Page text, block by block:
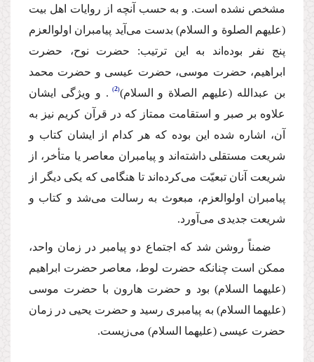
مشخص نشده است. و به حسب آنچه از روایات اهل بیت
(علیهم الصلوة و السلام) بدست مى‌آید پیامبران اولوالعزم
پنج نفر بوده‌اند به این ترتیب: حضرت نوح، حضرت
ابراهیم، حضرت موسى، حضرت عیسى و حضرت محمد
بن عبدالله (علیهم الصلاة و السلام) 2
. و ویژگى ایشان
علاوه بر صبر و استقامت ممتاز كه در قرآن كریم نیز به
آن، اشاره شده این بوده كه هر كدام از ایشان كتاب و
شریعت مستقلى داشته‌اند و پیامبران معاصر یا متأخر، از
شریعت آنان تبعیّت مى‌كرده‌اند تا هنگامى كه یكى دیگر از
پیامبران اولوالعزم، مبعوث به رسالت مى‌شد و كتاب و
شریعت جدیدى مى‌آورد.
ضمناً روشن شد كه اجتماع دو پیامبر در زمان واحد،
ممكن است چنانكه حضرت لوط، معاصر حضرت ابراهیم
(علیهما السلام) بود و حضرت هارون با حضرت موسى
(علیهما السلام) به پیامبرى رسید و حضرت یحیى در زمان
حضرت عیسى (علیهما السلام) مى‌زیست.